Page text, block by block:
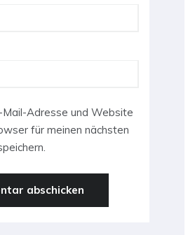
Mail-Adresse und Website
für meinen nächsten